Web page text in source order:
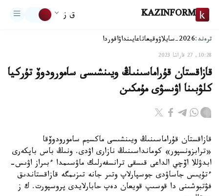
KAZINFORM ق ز
ترەند:2026-سايلاۋ وقيعاتاعايىنداۋاقوردا
10:28, 27 قاراشا 2023
قازاقستان قۇراماسىنىڭ ويىنشىسى سامورودوۆ تۇركيا
كلۋبىنا اۋىسۋى مۇمكىن
قازاقستان قۇراماسىنىڭ ويىنشىسى ماكسيم سامورودوۆقا
«ترابزونسپور» كومانداسىنىڭ نازارى اۋدى. ونىڭ باس باپكەرى
ابدۋللا اۆچي الداعى قىسقى ترانسفەرلىك ماۋسىمدا ءبىراز اۋىس-
ءتۇيىس جاساۋدى جوسپارلاپ وتىر جانە تىزىمگە قازاقستاندىق
فۋتبوشىنى دا قوسىپ قويعان دەپ حابارلايدى پروسپورت. ك ز